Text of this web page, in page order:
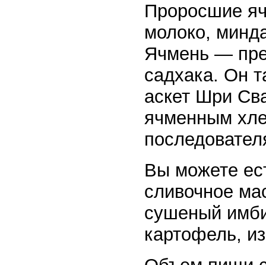
Проросшие
молоко,
Ячмень —
садхака. Он
аскет Шри
ячменным
Вы можете
сливочное
сушеный
картофель,